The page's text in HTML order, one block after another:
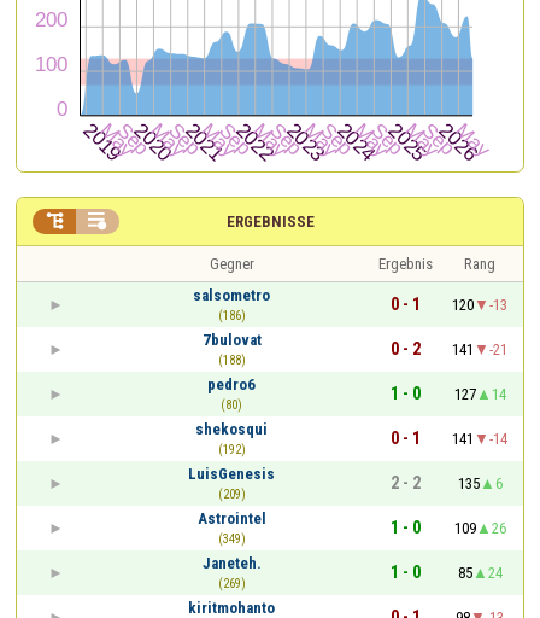
ERGEBNISSE
 
Gegner Ergebnis
Rang
salsometro
(186)
0 - 1 120
-13
7bulovat
(188)
0 - 2 141
-21
pedro6
(80)
1 - 0 127
14
shekosqui
(192)
0 - 1 141
-14
LuisGenesis
(209)
2 - 2 135
6
Astrointel
(349)
1 - 0 109
26
Janeteh.
(269)
1 - 0 85
24
kiritmohanto